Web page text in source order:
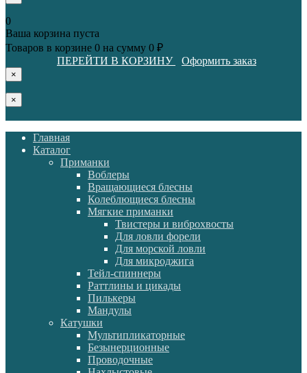
0
Ваша корзина пуста
Товаров в корзине 0 на сумму 0 ₽
ПЕРЕЙТИ В КОРЗИНУ
Оформить заказ
×
×
Главная
Каталог
Приманки
Воблеры
Вращающиеся блесны
Колеблющиеся блесны
Мягкие приманки
Твистеры и виброхвосты
Для ловли форели
Для морской ловли
Для микроджига
Тейл-спиннеры
Раттлины и цикады
Пилькеры
Мандулы
Катушки
Мультипликаторные
Безынерционные
Проводочные